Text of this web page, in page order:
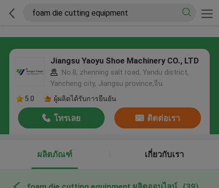
Jiangsu Yaoyu Shoe Machinery CO., LTD
No.8, zhenning salt road, Yandu district,
Yancheng city, Jiangsu province,จีน
5.0
ผู้ผลิตได้รับการยืนยัน
โทรเลย ติดต่อเรา
ผลิตภัณฑ์ เกี่ยวกับเรา